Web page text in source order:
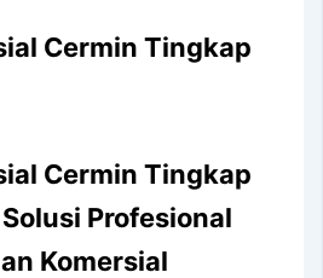
Cermin Tingkap
Cermin Tingkap
Profesional
Komersial